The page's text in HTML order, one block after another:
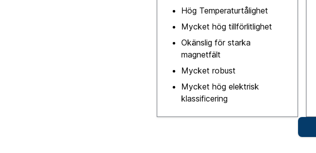
Hög Temperaturtålighet
Mycket hög tillförlitlighet
Okänslig för starka
magnetfält
Mycket robust
Mycket hög elektrisk
klassificering